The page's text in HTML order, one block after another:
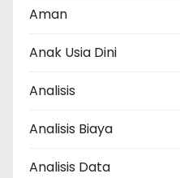
Aman
Anak Usia Dini
Analisis
Analisis Biaya
Analisis Data